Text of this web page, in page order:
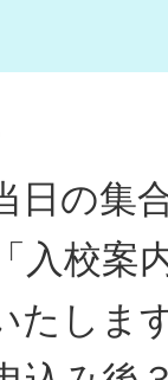
日の集
入校案
たしま